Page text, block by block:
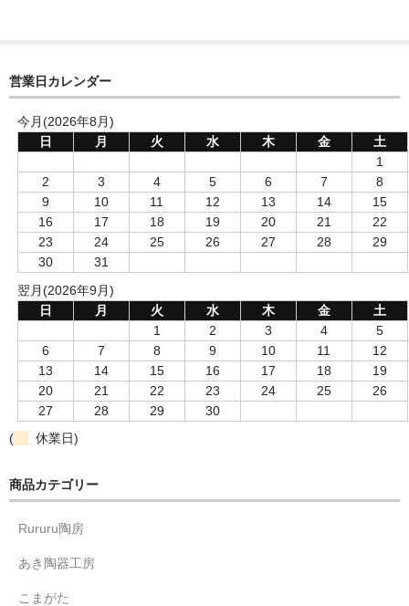
営業日カレンダー
今月(2026年8月)
日
月 火 水 木 金
土
1
2
3 4 5 6 7
8
9
10 11 12 13 14
15
16
17 18 19 20 21
22
23
24 25 26 27 28
29
30
31
翌月(2026年9月)
日
月 火 水 木 金
土
1
2 3 4
5
6
7 8 9 10 11
12
13
14 15 16 17 18
19
20
21 22 23 24 25
26
27
28 29
30
(
休業日)
商品カテゴリー
Rururu陶房
あき陶器工房
こまがた